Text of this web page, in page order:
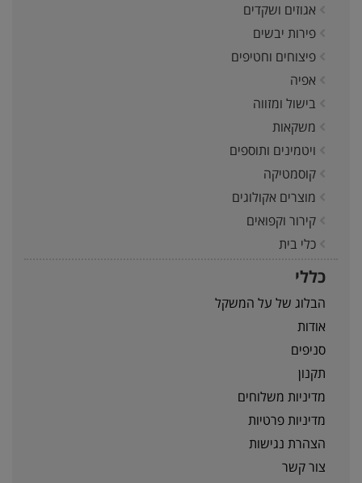
אגוזים ושקדים
פירות יבשים
פיצוחים וחטיפים
אפיה
בישול ומזווה
משקאות
ויטמינים ותוספים
קוסמטיקה
מוצרים אקולוגים
קירור וקפואים
כלי בית
כללי
הבלוג של על המשקל
אודות
סניפים
תקנון
מדיניות משלוחים
מדיניות פרטיות
הצהרת נגישות
צור קשר